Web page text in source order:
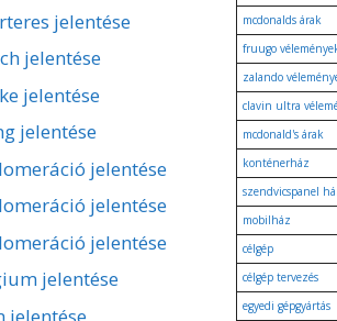
jelentése
jelentése
jelentése
jelentése
jelentése
jelentése
jelentése
jelentése
jelentése
mcdonalds árak
fruugo
zalando
clavin ultra
mcdonald's árak
konténerház
szendvicspanel
mobilház
célgép
célgép tervezés
egyedi gépgyártás